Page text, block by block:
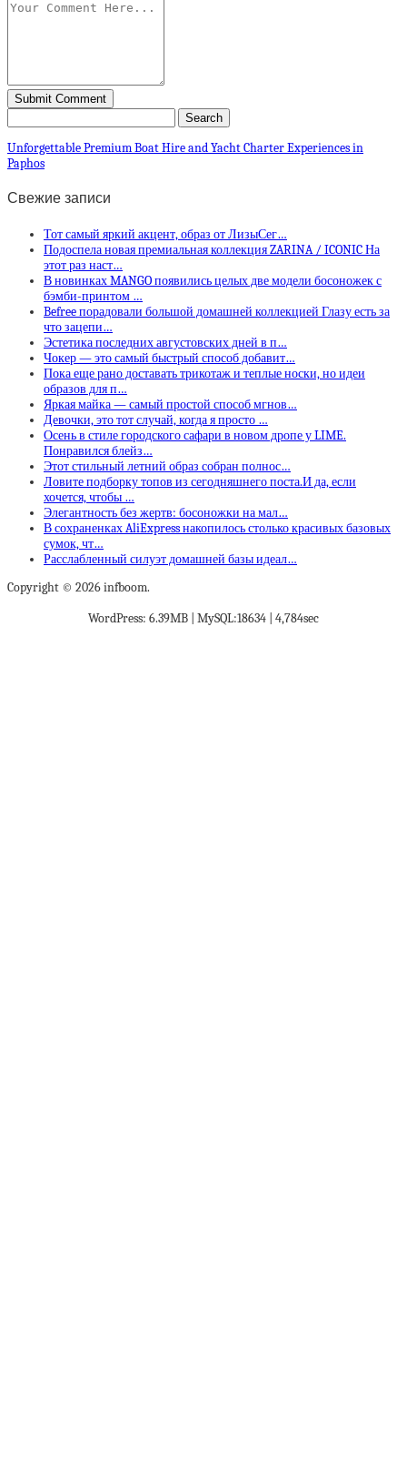
Unforgettable Premium Boat Hire and Yacht Charter Experiences in
Paphos
Свежие записи
Тот самый яркий акцент, образ от ЛизыСег…
Подоспела новая премиальная коллекция ZARINA / ICONIC На
этот раз наст…
В новинках MANGO появились целых две модели босоножек с
бэмби-принтом …
Befree порадовали большой домашней коллекцией Глазу есть за
что зацепи…
Эстетика последних августовских дней в п…
Чокер — это самый быстрый способ добавит…
Пока еще рано доставать трикотаж и теплые носки, но идеи
образов для п…
Яркая майка — самый простой способ мгнов…
Девочки, это тот случай, когда я просто …
Осень в стиле городского сафари в новом дропе у LIME.
Понравился блейз…
Этот стильный летний образ собран полнос…
Ловите подборку топов из сегодняшнего поста.И да, если
хочется, чтобы …
Элегантность без жертв: босоножки на мал…
В сохраненках AliExpress накопилось столько красивых базовых
сумок, чт…
Расслабленный силуэт домашней базы идеал…
Copyright © 2026 infboom.
WordPress: 6.39MB | MySQL:18634 | 4,784sec